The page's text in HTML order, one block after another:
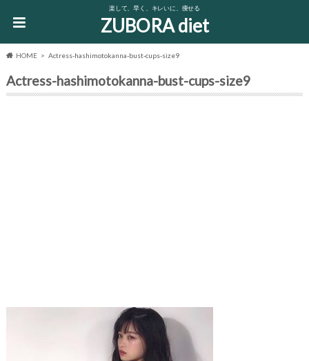
楽して、早く、キレいに、痩せる
ZUBORA diet
HOME Actress-hashimotokanna-bust-cups-size9
Actress-hashimotokanna-bust-cups-size9